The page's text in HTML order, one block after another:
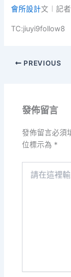
會所設計文︱記
TC:jiuyi9follow8
PREVIOUS
發佈留言
發佈留言必須
位標示為 *